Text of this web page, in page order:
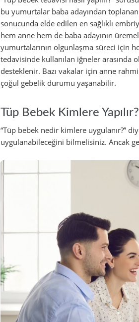
bu yumurtalar baba adayından
sonucunda elde edilen en sağlıklı
hem anne hem de baba adayının
yumurtalarının olgunlaşma süreci için
tedavisinde kullanılan iğneler arasında
desteklenir. Bazı vakalar için anne
çoğul gebelik durumu yaşanabilir.
Tüp Bebek Kimlere Yapılır?
“Tüp bebek nedir kimlere uygulanır?”
uygulanabileceğini bilmelisiniz. Ancak